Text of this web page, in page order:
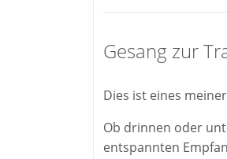
Gesang zur
Dies ist eines
Ob drinnen oder
entspannten